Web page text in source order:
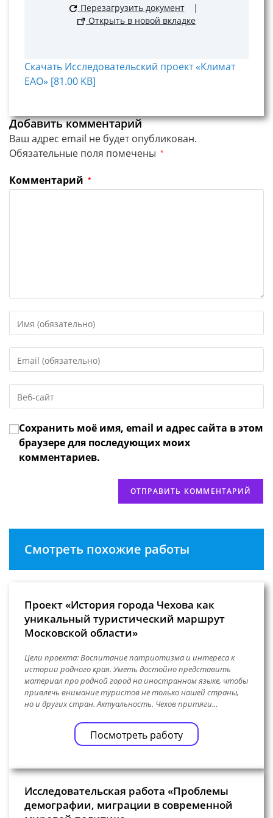
Перезагрузить документ
|
Открыть в новой вкладке
Скачать Исследовательский проект «Климат
ЕАО» [81.00 KB]
Добавить комментарий
Ваш адрес email не будет опубликован.
Обязательные поля помечены *
Комментарий *
свое
или
имя
чтобы
прокомментировать
свой
адрес,
чтобы
URL
веб-
сайта
(необязательно)
Сохранить моё имя, email и адрес сайта в этом
браузере для последующих моих
комментариев.
Смотреть похожие работы
Проект «История города Чехова как
уникальный туристический маршрут
Московской области»
Цели проекта: Воспитание патриотизма и интереса к
истории родного края. Уметь достойно представить
материал про родной город на иностранном языке, чтобы
привлечь внимание туристов не только нашей страны,
но и других стран. Актуальность. Чехов притяги…
Посмотреть работу
Исследовательская работа «Проблемы
демографии, миграции в современной